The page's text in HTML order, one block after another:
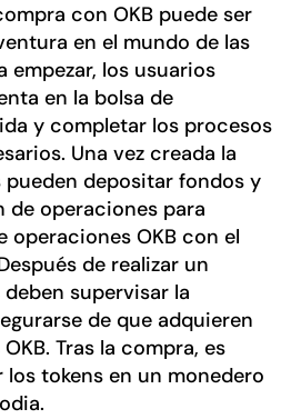
con OKB puede ser
en el mundo de las
empezar, los usuarios
en la bolsa de
y completar los procesos
Una vez creada la
depositar fondos y
de operaciones para
operaciones OKB con el
de realizar un
supervisar la
de que adquieren
Tras la compra, es
tokens en un monedero